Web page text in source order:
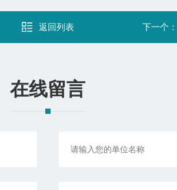
返回列表 下一个：
在线留言